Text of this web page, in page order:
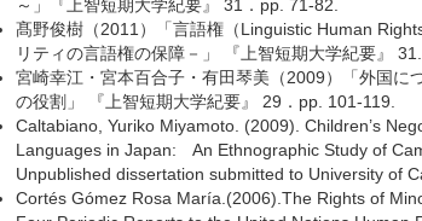
～」『上智短期大学紀要』 31．pp. 71-82.
髙野俊樹（2011）「言語権（Linguistic Human
リティの言語権の保障－」 『上智短期大学紀要』
宮崎幸江・宮本百合子・有田琴美（2009）「外国に
の役割」 『上智短期大学紀要』 29．pp. 101-119.
Caltabiano, Yuriko Miyamoto. (2009). Children’s
Languages in Japan: An Ethnographic Study of
Unpublished dissertation submitted to University of
Cortés Gómez Rosa María.(2006).The Rights of